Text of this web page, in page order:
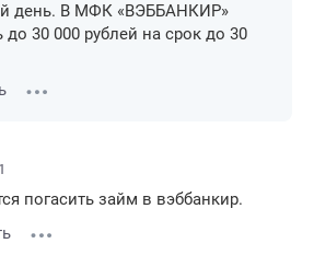
день. В МФК «ВЭББАНКИР»
30 000 рублей на срок до 30
погасить займ в вэббанкир.